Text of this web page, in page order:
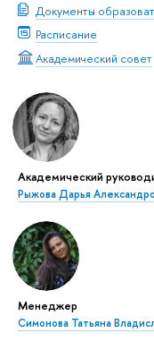
Документы
Расписание
Академический совет
Академический
Рыжова Дарья
Менеджер
Симонова Татьяна